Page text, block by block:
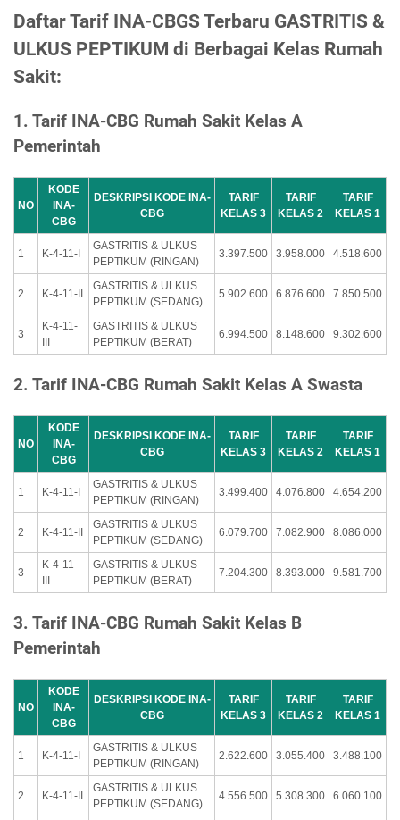
Daftar Tarif INA-CBGS Terbaru GASTRITIS &
ULKUS PEPTIKUM di Berbagai Kelas Rumah
Sakit:
1. Tarif INA-CBG Rumah Sakit Kelas A
Pemerintah
NO
KODE
INA-
CBG
DESKRIPSI KODE INA-
CBG
TARIF
KELAS 3
TARIF
KELAS 2
TARIF
KELAS 1
1 K-4-11-I
GASTRITIS & ULKUS
PEPTIKUM (RINGAN)
3.397.500 3.958.000 4.518.600
2 K-4-11-II
GASTRITIS & ULKUS
PEPTIKUM (SEDANG)
5.902.600 6.876.600 7.850.500
3
K-4-11-
GASTRITIS & ULKUS
PEPTIKUM (BERAT)
6.994.500 8.148.600 9.302.600
2. Tarif INA-CBG Rumah Sakit Kelas A Swasta
NO
KODE
INA-
CBG
DESKRIPSI KODE INA-
CBG
TARIF
KELAS 3
TARIF
KELAS 2
TARIF
KELAS 1
1 K-4-11-I
GASTRITIS & ULKUS
PEPTIKUM (RINGAN)
3.499.400 4.076.800 4.654.200
2 K-4-11-II
GASTRITIS & ULKUS
PEPTIKUM (SEDANG)
6.079.700 7.082.900 8.086.000
3
K-4-11-
GASTRITIS & ULKUS
PEPTIKUM (BERAT)
7.204.300 8.393.000 9.581.700
3. Tarif INA-CBG Rumah Sakit Kelas B
Pemerintah
NO
KODE
INA-
CBG
DESKRIPSI KODE INA-
CBG
TARIF
KELAS 3
TARIF
KELAS 2
TARIF
KELAS 1
1 K-4-11-I
GASTRITIS & ULKUS
PEPTIKUM (RINGAN)
2.622.600 3.055.400 3.488.100
2 K-4-11-II
GASTRITIS & ULKUS
PEPTIKUM (SEDANG)
4.556.500 5.308.300 6.060.100